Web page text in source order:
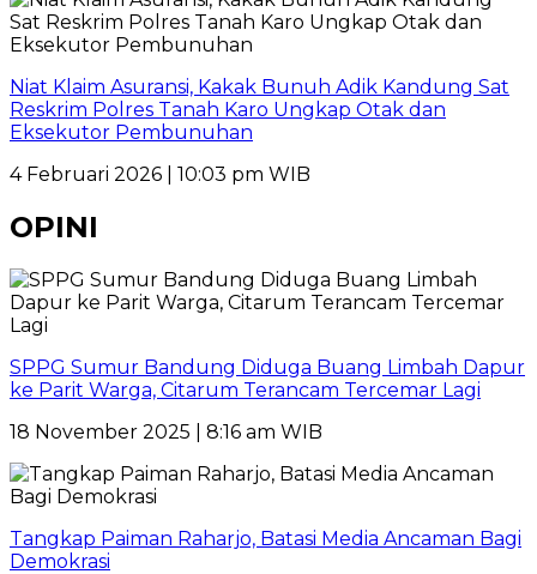
Niat Klaim Asuransi, Kakak Bunuh Adik Kandung Sat
Reskrim Polres Tanah Karo Ungkap Otak dan
Eksekutor Pembunuhan
4 Februari 2026 | 10:03 pm WIB
OPINI
SPPG Sumur Bandung Diduga Buang Limbah Dapur
ke Parit Warga, Citarum Terancam Tercemar Lagi
18 November 2025 | 8:16 am WIB
Tangkap Paiman Raharjo, Batasi Media Ancaman Bagi
Demokrasi